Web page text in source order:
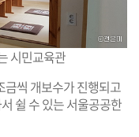
시민교육관
금씩 개보수가 진행되고
쉴 수 있는 서울공공한